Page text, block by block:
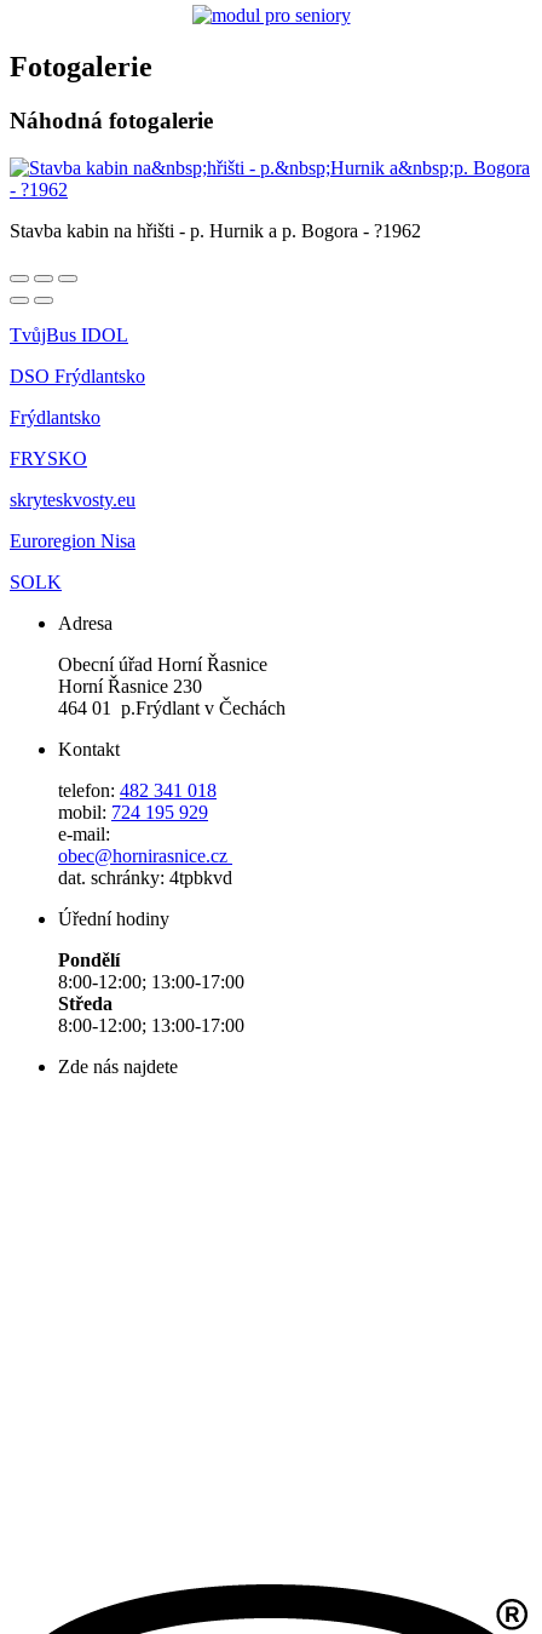
Fotogalerie
Náhodná fotogalerie
Stavba kabin na hřišti - p. Hurnik a p. Bogora - ?1962
TvůjBus IDOL
DSO Frýdlantsko
Frýdlantsko
FRYSKO
skryteskvosty.eu
Euroregion Nisa
SOLK
Adresa
Obecní úřad Horní Řasnice
Horní Řasnice 230
464 01 p.Frýdlant v Čechách
Kontakt
telefon: 482 341 018
mobil: 724 195 929
e-mail:
obec@hornirasnice.cz
dat. schránky: 4tpbkvd
Úřední hodiny
Pondělí
8:00-12:00; 13:00-17:00
Středa
8:00-12:00; 13:00-17:00
Zde nás najdete